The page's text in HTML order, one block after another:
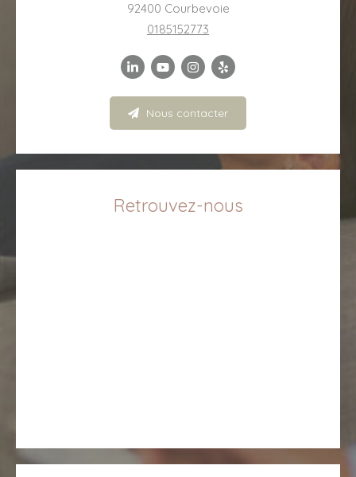
92400 Courbevoie
0185152773
Nous contacter
Retrouvez-nous